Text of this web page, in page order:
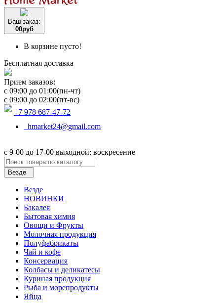
Ваш заказ:
00руб
В корзине пусто!
Бесплатная доставка
Прием заказов:
c 09:00 до 01:00(пн-чт)
c 09:00 до 02:00(пт-вс)
+7 978 687-47-72
hmarket24@gmail.com
с 9-00 до 17-00 выходной: воскресение
Везде
Везде
НОВИНКИ
Бакалея
Бытовая химия
Овощи и Фрукты
Молочная продукция
Полуфабрикаты
Чай и кофе
Консервация
Колбасы и деликатесы
Куриная продукция
Рыба и морепродукты
Яйца